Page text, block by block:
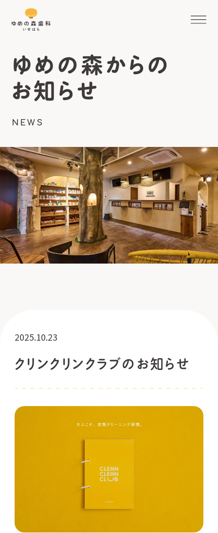
ゆめの森からの
お知らせ
NEWS
2025.10.23
クリンクリンクラブのお知らせ